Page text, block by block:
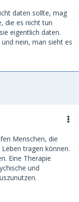
daten sollte, mag
die es nicht tun
eigentlich daten.
nein, man sieht es
Menschen, die
tragen können.
Eine Therapie
und